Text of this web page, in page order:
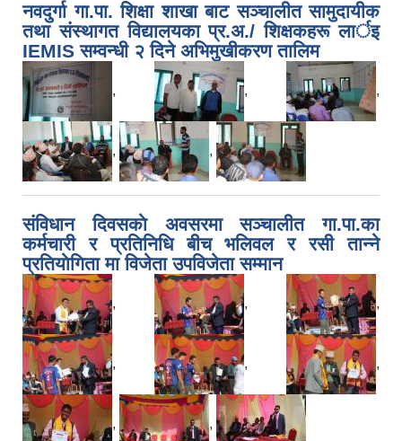
नवदुर्गा गा.पा. शिक्षा शाखा बाट सञ्चालीत सामुदायीक
तथा संस्थागत विद्यालयका प्र.अ./ शिक्षकहरू लार्इ
IEMIS सम्वन्धी २ दिने अभिमुखीकरण तालिम
, , ,
, ,
संविधान दिवसकाे अवसरमा सञ्चालीत गा.पा.का
कर्मचारी र प्रतिनिधि बीच भलिवल र रसी तान्ने
प्रतियाेगिता मा विजेता उपविजेता सम्मान
, , ,
, , ,
, ,